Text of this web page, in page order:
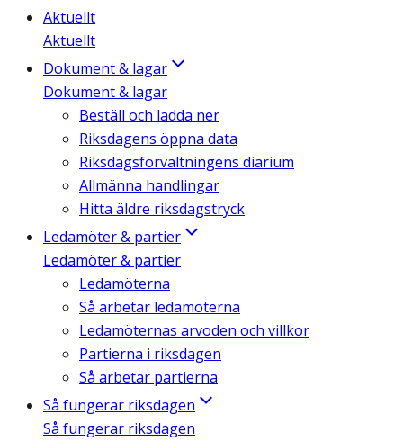
Aktuellt
Aktuellt
Dokument & lagar
Dokument & lagar
Beställ och ladda ner
Riksdagens öppna data
Riksdagsförvaltningens diarium
Allmänna handlingar
Hitta äldre riksdagstryck
Ledamöter & partier
Ledamöter & partier
Ledamöterna
Så arbetar ledamöterna
Ledamöternas arvoden och villkor
Partierna i riksdagen
Så arbetar partierna
Så fungerar riksdagen
Så fungerar riksdagen